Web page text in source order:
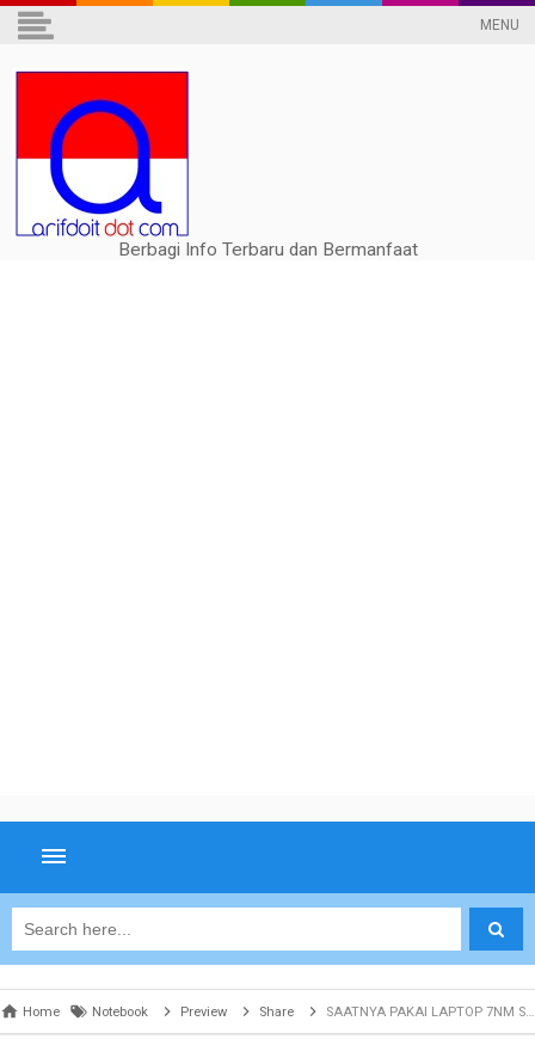
MENU
Berbagi Info Terbaru dan Bermanfaat
Home Notebook Preview Share SAATNYA PAKAI LAPTOP 7NM SEPERTI ASUS TUF GAMING A15